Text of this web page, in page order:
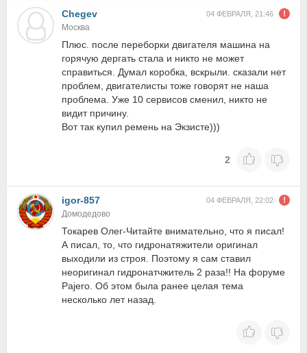
Chegev 04 ФЕВРАЛЯ, 21:46
Москва
Плюс. после переборки двигателя машина на
горячую дергать стала и никто не может
справиться. Думал коробка, вскрыли. сказали нет
проблем, двигателисты тоже говорят не наша
проблема. Уже 10 сервисов сменил, никто не
видит причину.
Вот так купил ремень на Экзисте)))
2
igor-857 04 ФЕВРАЛЯ, 22:02
Домодедово
Токарев Олег-Читайте внимательно, что я писал!
А писал, то, что гидронатяжители оригинал
выходили из строя. Поэтому я сам ставил
неоригинал гидронатчжитель 2 раза!! На форуме
Pajero. Об этом была ранее целая тема
несколько лет назад.